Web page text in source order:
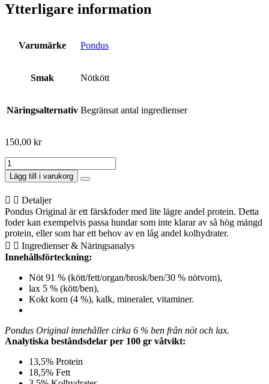
Ytterligare information
Varumärke Pondus
Smak Nötkött
Näringsalternativ Begränsat antal ingredienser
150,00 kr
Pondus
Orginal
5kg
mängd
Lägg till i varukorg
Detaljer
Pondus Original är ett färskfoder med lite lägre andel protein. Detta
foder kan exempelvis passa hundar som inte klarar av så hög mängd
protein, eller som har ett behov av en låg andel kolhydrater.
Ingredienser & Näringsanalys
Innehållsförteckning:
Nöt 91 % (kött/fett/organ/brosk/ben/30 % nötvom),
lax 5 % (kött/ben),
Kokt korn (4 %), kalk, mineraler, vitaminer.
Pondus Original innehåller cirka 6 % ben från nöt och lax.
Analytiska beståndsdelar per 100 gr våtvikt:
13,5% Protein
18,5% Fett